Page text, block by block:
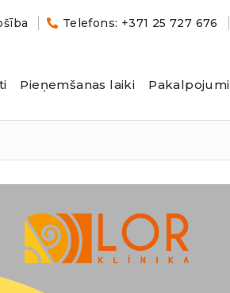
Telefons: +371 25 727 676
Pieņemšanas laiki Pakalpojumi